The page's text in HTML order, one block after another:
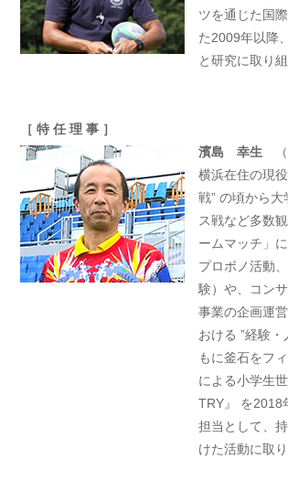
ツを通じた国
た2009年以降
と研究に取り組
［ 特 任 理 事 ］
濱島 幸生 （
横浜在住の現
戦” の頃から
ス戦など多数
ームマッチ」
プロボノ活動
験）や、コン
事業の企画運
おける ”経験
もに釜石をフ
による小学生
TRY』 を2018
担当として、
けた活動に取